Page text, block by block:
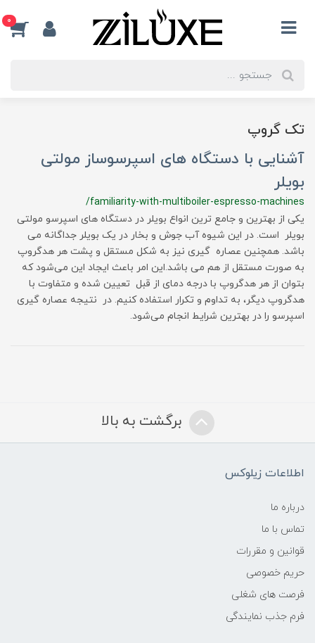
0
تک گروپ
آشنایی با دستگاه های اسپرسوساز مولتی
بویلر
/familiarity-with-multiboiler-espresso-machines
یکی از بهترین و جامع ترین انواع بویلر در دستگاه های اسپرسو مولتی
بویلر است. در این شیوه آب جوش و بخار در یک بویلر جداگانه می
باشد. همچنین عصاره گیری نیز به شکل مستقل و پشت هر هدگروپ
به صورت مستقل از هم می باشد.این امر باعث ایجاد این می‌شود که
بتوان از هر هدگروپ با درجه دمای از قبل تعیین شده و متفاوت با
هدگروپ دیگر، به تداوم و تکرار استفاده کنیم. در نتیجه عصاره گیری
اسپرسو را در بهترین شرایط انجام می‌شود.
برگشت به بالا
اطلاعات زیلوکس
درباره ما
تماس با ما
قوانین و مقررات
حریم خصوصی
فرصت های شغلی
فرم جذب نمایندگی